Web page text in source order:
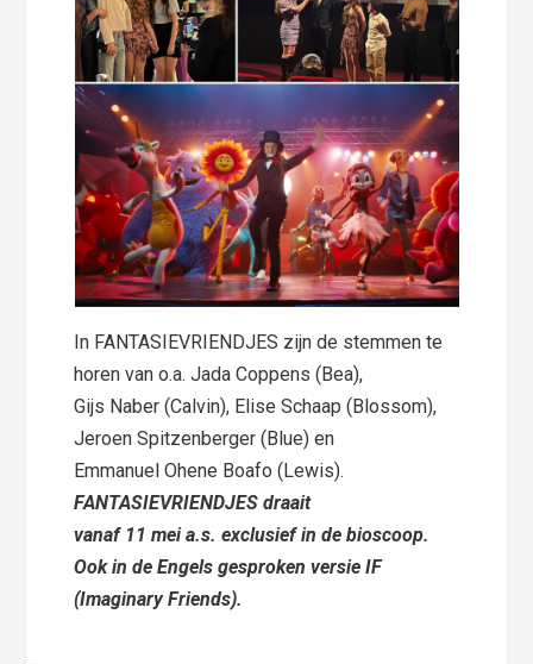
In FANTASIEVRIENDJES zijn de stemmen te
horen van o.a. Jada Coppens (Bea),
Gijs Naber (Calvin), Elise Schaap (Blossom),
Jeroen Spitzenberger (Blue) en
Emmanuel Ohene Boafo (Lewis).
FANTASIEVRIENDJES draait
vanaf 11 mei a.s. exclusief in de bioscoop.
Ook in de Engels gesproken versie IF
(Imaginary Friends).